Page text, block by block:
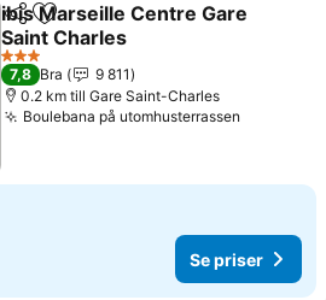
Dela Lägg till i Mina Favoriter
ibis Marseille Centre Gare
Saint Charles
3 Stjärnor
7,8 Bra
9 811
0.2 km till Gare Saint-Charles
Boulebana på utomhusterrassen
Se priser